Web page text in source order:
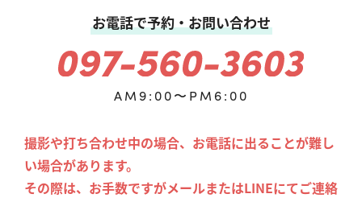
お電話で予約・お問い合わせ
AM9:00〜PM6:00
撮影や打ち合わせ中の場合、お電話に出ることが難し
い場合があります。
その際は、お手数ですがメールまたはLINEにてご連絡